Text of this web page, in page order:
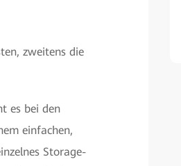
zweitens die
es bei den
einfachen,
Storage-